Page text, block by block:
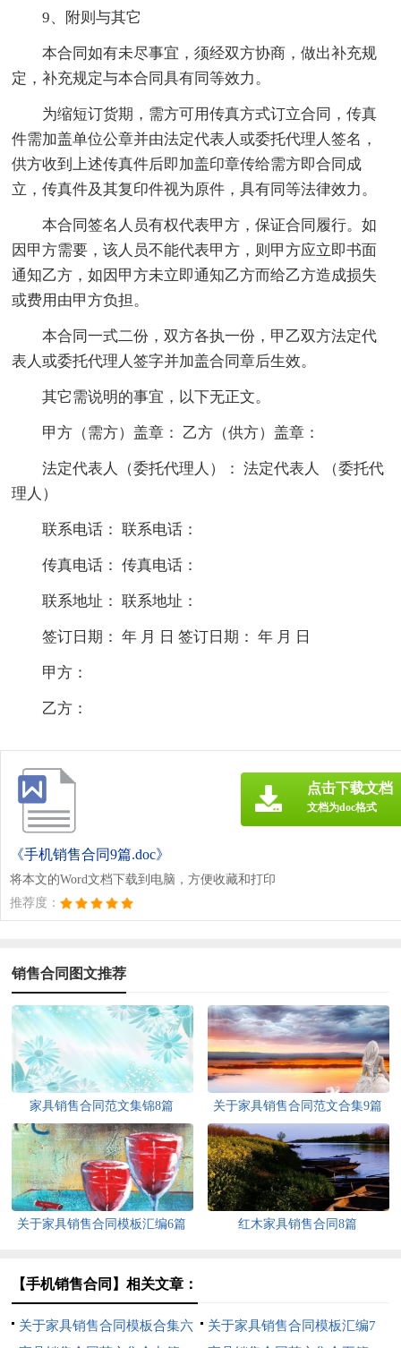
9、附则与其它
本合同如有未尽事宜，须经双方协商，做出补充规
定，补充规定与本合同具有同等效力。
为缩短订货期，需方可用传真方式订立合同，传真
件需加盖单位公章并由法定代表人或委托代理人签名，
供方收到上述传真件后即加盖印章传给需方即合同成
立，传真件及其复印件视为原件，具有同等法律效力。
本合同签名人员有权代表甲方，保证合同履行。如
因甲方需要，该人员不能代表甲方，则甲方应立即书面
通知乙方，如因甲方未立即通知乙方而给乙方造成损失
或费用由甲方负担。
本合同一式二份，双方各执一份，甲乙双方法定代
表人或委托代理人签字并加盖合同章后生效。
其它需说明的事宜，以下无正文。
甲方（需方）盖章： 乙方（供方）盖章：
法定代表人（委托代理人）： 法定代表人 （委托代
理人）
联系电话： 联系电话：
传真电话： 传真电话：
联系地址： 联系地址：
签订日期： 年 月 日 签订日期： 年 月 日
甲方：
乙方：
《手机销售合同9篇.doc》
将本文的Word文档下载到电脑，方便收藏和打印
推荐度：
点击下载文档
文档为doc格式
销售合同图文推荐
家具销售合同范文集锦8篇 关于家具销售合同范文合集9篇
关于家具销售合同模板汇编6篇 红木家具销售合同8篇
【手机销售合同】相关文章：
关于家具销售合同模板合集六
关于家具销售合同模板汇编7